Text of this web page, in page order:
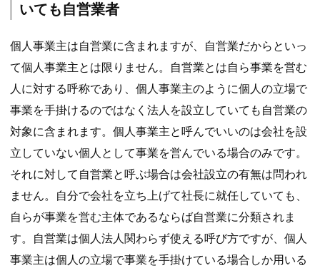
いても自営業者
個人事業主は自営業に含まれますが、自営業だからといっ
て個人事業主とは限りません。自営業とは自ら事業を営む
人に対する呼称であり、個人事業主のように個人の立場で
事業を手掛けるのではなく法人を設立していても自営業の
対象に含まれます。個人事業主と呼んでいいのは会社を設
立していない個人として事業を営んでいる場合のみです。
それに対して自営業と呼ぶ場合は会社設立の有無は問われ
ません。自分で会社を立ち上げて社長に就任していても、
自らが事業を営む主体であるならば自営業に分類されま
す。自営業は個人法人関わらず使える呼び方ですが、個人
事業主は個人の立場で事業を手掛けている場合しか用いる